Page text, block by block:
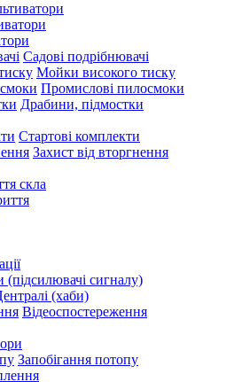
Садові подрібнювачі
Мойки високого тиску
Промислові пилосмоки
Драбини, підмостки
Стартові комплекти
Захист від вторгнення
скла
(підсилювачі сигналу)
(хаби)
Відеоспостереження
Запобігання потопу